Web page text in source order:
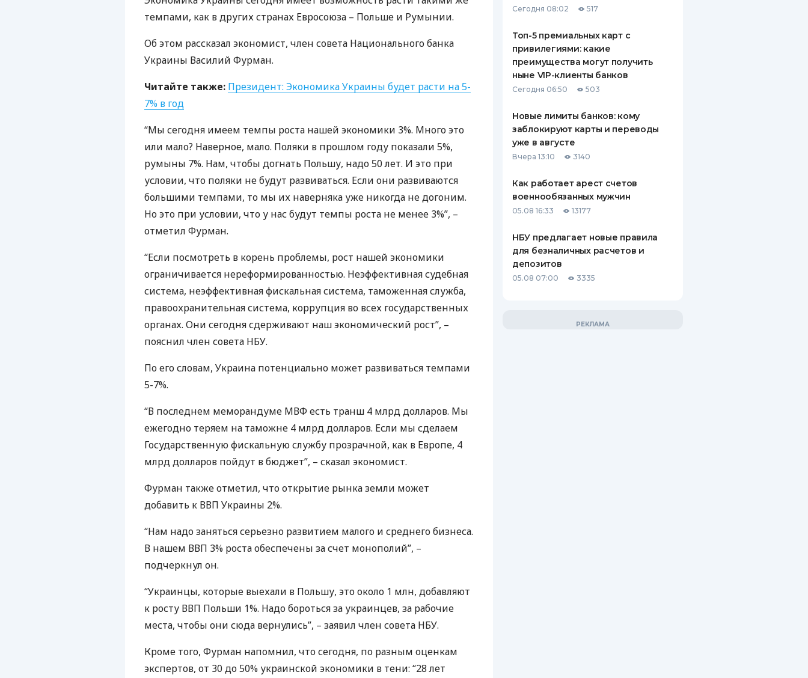
ЕЖЕМЕСЯЧНЫЙ ОБЗОР
ВСЕ СТРАХОВЫЕ ПОЛИСЫ
СТРАХОВЫЕ КОМПАНИИ
КОМПАНИЯХ
КОНТАКТЫ
темпами, как в других странах Евросоюза – Польше и Румынии.
Об этом рассказал экономист, член совета Национального банка
Украины Василий Фурман.
Читайте также: Президент: Экономика Украины будет расти на 5-
7% в год
“Мы сегодня имеем темпы роста нашей экономики 3%. Много это
или мало? Наверное, мало. Поляки в прошлом году показали 5%,
румыны 7%. Нам, чтобы догнать Польшу, надо 50 лет. И это при
условии, что поляки не будут развиваться. Если они развиваются
большими темпами, то мы их наверняка уже никогда не догоним.
Но это при условии, что у нас будут темпы роста не менее 3%”, –
отметил Фурман.
“Если посмотреть в корень проблемы, рост нашей экономики
ограничивается нереформированностью. Неэффективная судебная
система, неэффективная фискальная система, таможенная служба,
правоохранительная система, коррупция во всех государственных
органах. Они сегодня сдерживают наш экономический рост”, –
пояснил член совета НБУ.
По его словам, Украина потенциально может развиваться темпами
5-7%.
“В последнем меморандуме МВФесть транш 4 млрд долларов. Мы
ежегодно теряем на таможне 4 млрд долларов. Если мы сделаем
Государственную фискальную службу прозрачной, как в Европе, 4
млрд долларов пойдут в бюджет”, – сказал экономист.
Фурман также отметил, что открытие рынка земли может
добавить к ВВП Украины 2%.
“Нам надо заняться серьезно развитием малого и среднего бизнеса.
В нашем ВВП 3% роста обеспечены за счет монополий”, –
подчеркнул он.
“Украинцы, которые выехали в Польшу, это около 1 млн, добавляют
к росту ВВП Польши 1%. Надо бороться за украинцев, за рабочие
места, чтобы они сюда вернулись”, – заявил член совета НБУ.
Кроме того, Фурман напомнил, что сегодня, по разным оценкам
экспертов, от 30 до 50% украинской экономики в тени: “28 лет
Сегодня 08:02 517
Топ-5 премиальных карт с
привилегиями: какие
преимущества могут получить
ныне VIP-клиенты банков
Сегодня 06:50 503
Новые лимиты банков: кому
заблокируют карты и переводы
уже в августе
Вчера 13:10 3140
Как работает арест счетов
военнообязанных мужчин
05.08 16:33 13177
НБУ предлагает новые правила
для безналичных расчетов и
депозитов
05.08 07:00 3335